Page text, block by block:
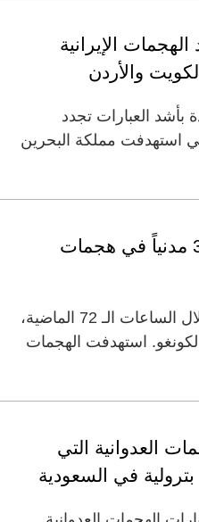
الإيرانية
والأردن
بأشد العبارات تجدد
استهدفت مملكة البحرين
خلال 72 ساعة.. مقتل 32 مدنياً في هجمات
قُتل ما لا يقل عن 32 مدنياً خلال الساعات الـ 72 الماضية،
استهدفت الهجمات
العدوانية التي
في السعودية